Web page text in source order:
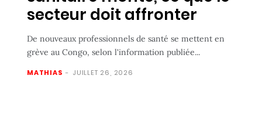
secteur doit affronter
De nouveaux professionnels de santé se mettent en
grève au Congo, selon l'information publiée...
MATHIAS - JUILLET 26, 2026